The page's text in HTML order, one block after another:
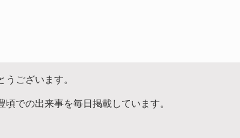
ございます。
での出来事を毎日掲載しています。